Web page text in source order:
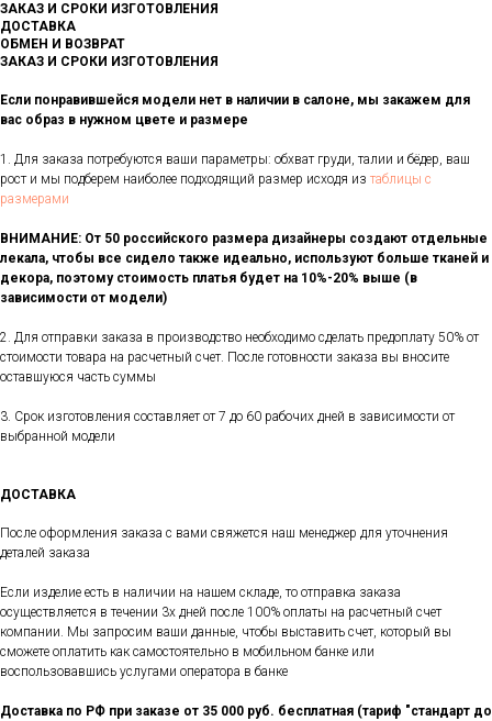
ЗАКАЗ И СРОКИ ИЗГОТОВЛЕНИЯ
ДОСТАВКА
ОБМЕН И ВОЗВРАТ
ЗАКАЗ И СРОКИ ИЗГОТОВЛЕНИЯ
Если понравившейся модели нет в наличии в салоне, мы закажем для
вас образ в нужном цвете и размере
1. Для заказа потребуются ваши параметры: обхват груди, талии и бёдер, ваш
рост и мы подберем наиболее подходящий размер исходя из таблицы с
размерами
ВНИМАНИЕ: От 50 российского размера дизайнеры создают отдельные
лекала, чтобы все сидело также идеально, используют больше тканей и
декора, поэтому стоимость платья будет на 10%-20% выше (в
зависимости от модели)
2. Для отправки заказа в производство необходимо сделать предоплату 50% от
стоимости товара на расчетный счет. После готовности заказа вы вносите
оставшуюся часть суммы
3. Срок изготовления составляет от 7 до 60 рабочих дней в зависимости от
выбранной модели
ДОСТАВКА
После оформления заказа с вами свяжется наш менеджер для уточнения
деталей заказа
Если изделие есть в наличии на нашем складе, то отправка заказа
осуществляется в течении 3х дней после 100% оплаты на расчетный счет
компании. Мы запросим ваши данные, чтобы выставить счет, который вы
сможете оплатить как самостоятельно в мобильном банке или
воспользовавшись услугами оператора в банке
Доставка по РФ при заказе от 35 000 руб. бесплатная (тариф "стандарт до